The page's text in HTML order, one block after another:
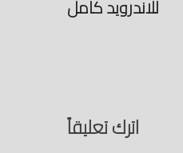
للاندرويد كامل
اترك تعليقاً